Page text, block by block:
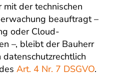
der technischen
beauftragt –
oder Cloud-
–, bleibt der Bauherr
Art. 4 Nr. 7 DSGVO.